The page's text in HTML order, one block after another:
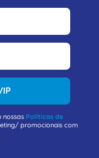
nossas Políticas de
promocionais com